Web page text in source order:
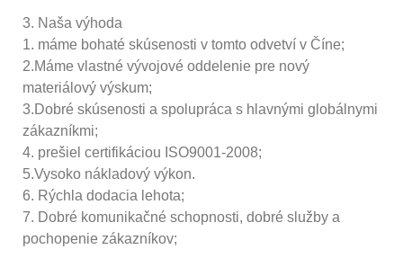
3. Naša výhoda
1. máme bohaté skúsenosti v tomto odvetví v Číne;
2.Máme vlastné vývojové oddelenie pre nový
materiálový výskum;
3.Dobré skúsenosti a spolupráca s hlavnými globálnymi
zákazníkmi;
4. prešiel certifikáciou ISO9001-2008;
5.Vysoko nákladový výkon.
6. Rýchla dodacia lehota;
7. Dobré komunikačné schopnosti, dobré služby a
pochopenie zákazníkov;